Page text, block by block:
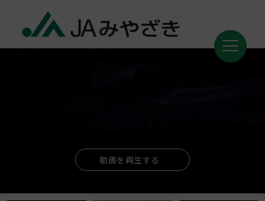
動画を再生する